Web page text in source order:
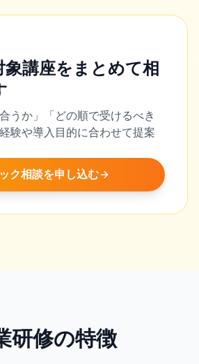
象講座をまとめて相
うか」「どの順で受けるべき
験や導入目的に合わせて提案
ク相談を申し込む
研修の特徴